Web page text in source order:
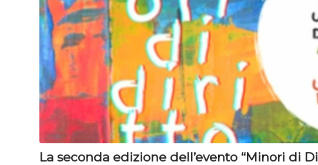
La seconda edizione dell’evento “Minori di